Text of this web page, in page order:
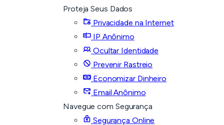
Proteja Seus Dados
Privacidade na Internet
IP Anônimo
Ocultar Identidade
Prevenir Rastreio
Economizar Dinheiro
Email Anônimo
Navegue com Segurança
Segurança Online